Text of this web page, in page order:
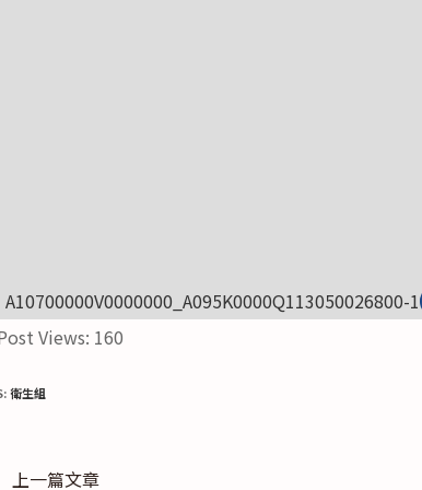
A10700000V0000000_A095K0000Q113050026800-1
Views: 160
衛生組
上一篇文章